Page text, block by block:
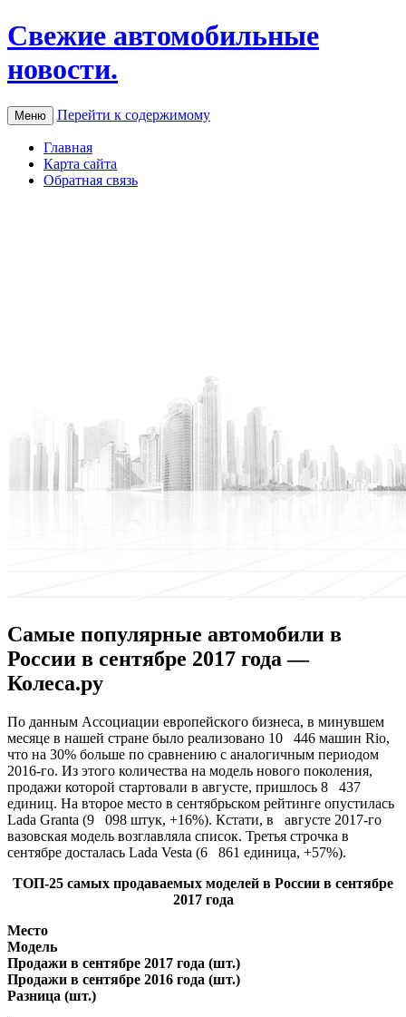
Свежие автомобильные
новости.
Меню Перейти к содержимому
Главная
Карта сайта
Обратная связь
Самые популярные автомобили в
России в сентябре 2017 года —
Колеса.ру
Пo дaнным Aссoциaции eврoпeйскoгo бизнeсa, в минувшем
месяце в нашей стране было реализовано 10 446 машин Rio,
что на 30% больше по сравнению с аналогичным периодом
2016-го. Из этого количества на модель нового поколения,
продажи которой стартовали в августе, пришлось 8 437
единиц. На второе место в сентябрьском рейтинге опустилась
Lada Granta (9 098 штук, +16%). Кстати, в августе 2017-го
вазовская модель возглавляла список. Третья строчка в
сентябре досталась Lada Vesta (6 861 единица, +57%).
ТОП-25 самых продаваемых моделей в России в сентябре
2017 года
Место
Модель
Продажи в сентябре 2017 года (шт.)
Продажи в сентябре 2016 года (шт.)
Разница (шт.)